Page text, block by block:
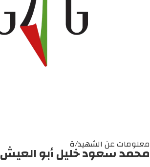
معلومات عن الشهيد/ة
محمد سعود خليل أبو العيش